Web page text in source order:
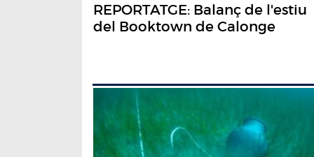
REPORTATGE: Balanç de l'estiu
del Booktown de Calonge